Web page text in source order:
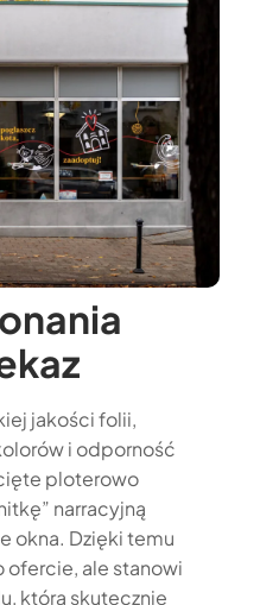
jakości folii,
i odporność
ploterowo
narracyjną
okna. Dzięki temu
ofercie, ale stanowi
która skutecznie